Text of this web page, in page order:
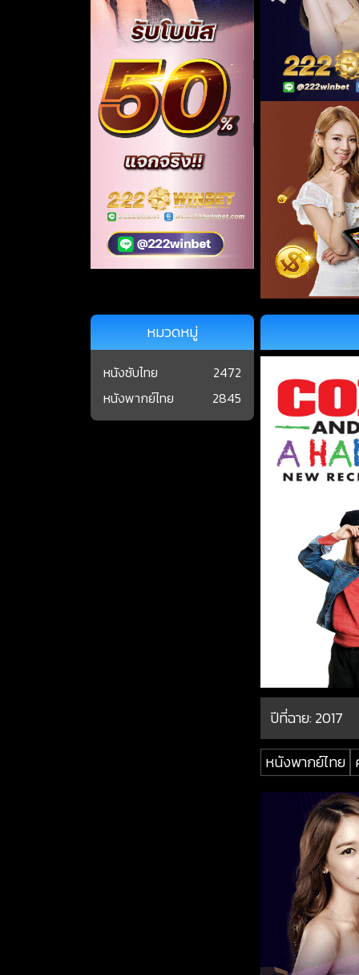
ปีที่ฉาย:2017
หนังพากย์ไทย
หมวดหมู่
หนังซับไทย
2472
หนังพากย์ไทย
2845